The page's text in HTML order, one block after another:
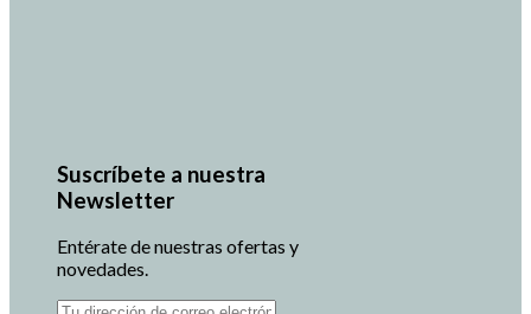
Suscríbete a nuestra
Newsletter
Entérate de nuestras ofertas y
novedades.